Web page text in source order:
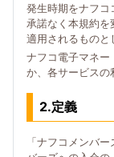
発生時期をナフコ
承諾なく本規約を
適用されるものと
ナフコ電子マネー
か、各サービスの
2.定義
「ナフコメンバ